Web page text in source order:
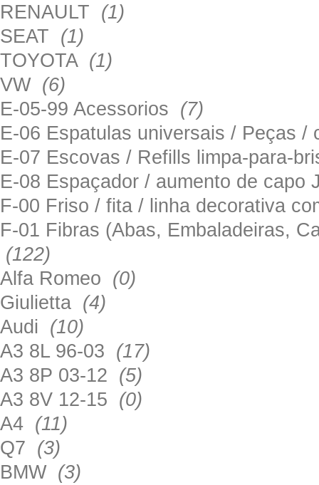
RENAULT (1)
SEAT (1)
TOYOTA (1)
VW (6)
E-05-99 Acessorios (7)
E-06 Espatulas universais / Peças
E-07 Escovas / Refills limpa-para-
E-08 Espaçador / aumento de
F-00 Friso / fita / linha decorativa
F-01 Fibras (Abas, Embaladeiras,
(122)
Alfa Romeo (0)
Giulietta (4)
Audi (10)
A3 8L 96-03 (17)
A3 8P 03-12 (5)
A3 8V 12-15 (0)
A4 (11)
Q7 (3)
BMW (3)